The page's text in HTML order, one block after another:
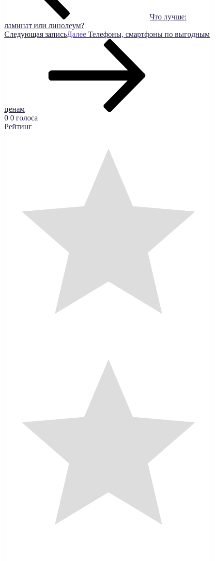
Что лучше:
ламинат или линолеум?
Следующая записьДалее Телефоны, смартфоны по выгодным
ценам
0 0 голоса
Рейтинг